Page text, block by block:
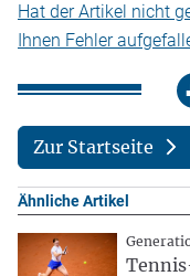
Hat der Artikel nicht
Ihnen Fehler
Zur Startseite
Ähnliche Artikel